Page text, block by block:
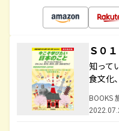
Ｓ０
知って
食文化
BOOKS